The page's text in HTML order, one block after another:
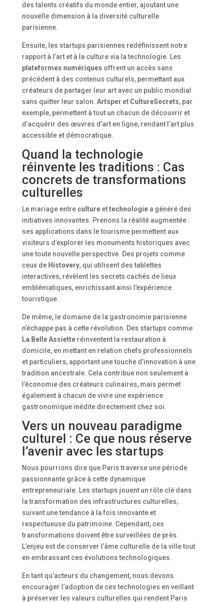
des talents créatifs du monde entier, ajoutant une
nouvelle dimension à la diversité culturelle
parisienne.
Ensuite, les startups parisiennes redéfinissent notre
rapport à l’art et à la culture via la technologie. Les
plateformes numériques offrent un accès sans
précédent à des contenus culturels, permettant aux
créateurs de partager leur art avec un public mondial
sans quitter leur salon. Artsper et CultureSecrets, par
exemple, permettent à tout un chacun de découvrir et
d’acquérir des œuvres d’art en ligne, rendant l’art plus
accessible et démocratique.
Quand la technologie
réinvente les traditions : Cas
concrets de transformations
culturelles
Le mariage entre cultureettechnologiea généré des
initiatives innovantes. Prenons la réalité augmentée :
ses applications dans le tourisme permettent aux
visiteurs d’explorer les monuments historiques avec
une toute nouvelle perspective. Des projets comme
ceux de Histovery, qui utilisent des tablettes
interactives, révèlent les secrets cachés de lieux
emblématiques, enrichissant ainsi l’expérience
touristique.
De même, le domaine de la gastronomie parisienne
n’échappe pas à cette révolution. Des startups comme
La Belle Assietteréinventent la restauration à
domicile, en mettant en relation chefs professionnels
et particuliers, apportant une touche d’innovation à une
tradition ancestrale. Cela contribue non seulement à
l’économie des créateurs culinaires, mais permet
également à chacun de vivre une expérience
gastronomique inédite directement chez soi.
Vers un nouveau paradigme
culturel : Ce que nous réserve
l’avenir avec les startups
Nous pourrions dire que Paris traverse une période
passionnante grâce à cette dynamique
entrepreneuriale. Les startups jouent un rôle clé dans
la transformation des infrastructures culturelles,
suivant une tendance à la fois innovante et
respectueuse du patrimoine. Cependant, ces
transformations doivent être surveillées de près.
L’enjeu est de conserver l’âme culturelle de la ville tout
en embrassant ces évolutions technologiques.
En tant qu’acteurs du changement, nous devons
encourager l’adoption de ces technologies en veillant
à préserver les valeurs culturelles qui rendent Paris